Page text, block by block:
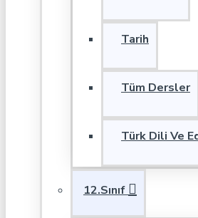
Tarih
Tüm Dersler
Türk Dili Ve
12.Sınıf